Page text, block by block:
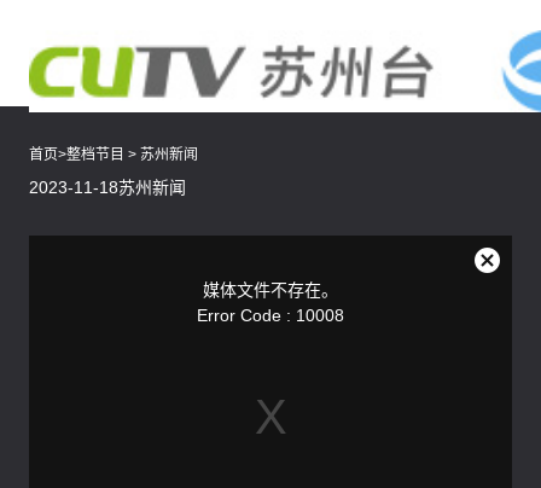
首页>整档节目 > 苏州新闻
2023-11-18苏州新闻
媒体文件不存在。
Error Code : 10008
关